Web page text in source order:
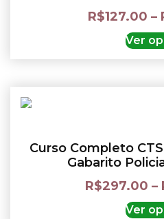
R$127.00 –
Ver
Curso Completo
Gabarito
R$297.00 –
Ver